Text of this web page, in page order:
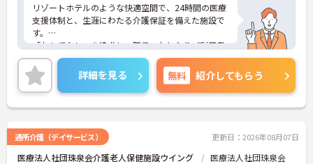
リゾートホテルのような快適空間で、24時間の医療
支援体制と、生涯にわたる介護保証を備えた施設で
す。
「おもてなし」を追求し、職員一丸となりご利用者
様をサポートしています。
年間休日120日あり、メリハリつけてご就業いただ
けるのもポイントで
ご興味ある方には、面接対策ポイントなど、さらに
詳細をお話しいたしますのでお気軽にご相談くださ
詳細を見る 無料 紹介してもらう
通所介護（デイサービス） 更新日：2026年08月07日
医療法人社団珠泉会介護老人保健施設ウイング 医療法人社団珠泉会